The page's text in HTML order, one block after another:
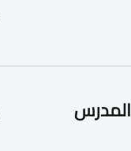
المدرس